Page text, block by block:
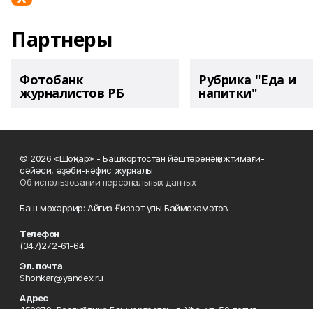
Партнеры
Фотобанк
журналистов РБ
Рубрика "Еда и
напитки"
© 2026 «Шоңҡар» - Башҡортостан йәштәренәң ижтимағи-
сәйәси, әҙәби-нәфис журналы
Об использовании персональных данных
Баш мөхәррир: Айгиз Ғиззәт улы Баймөхәмәтов
Телефон
(347)272-61-64
Эл. почта
Shonkar@yandex.ru
Адрес